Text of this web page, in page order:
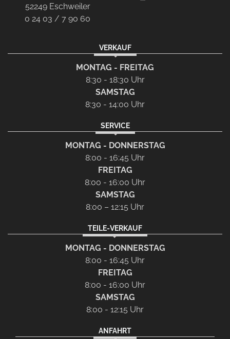
52249 Eschweiler
0 24 03 / 7 90 60
VERKAUF
MONTAG - FREITAG
8:30 - 18:30 Uhr
SAMSTAG
8:30 - 14:00 Uhr
SERVICE
MONTAG - DONNERSTAG
8:00 - 16:45 Uhr
FREITAG
8:00 - 16:00 Uhr
SAMSTAG
8:00 – 12:15 Uhr
TEILE-VERKAUF
MONTAG - DONNERSTAG
8:00 - 16:45 Uhr
FREITAG
8:00 - 16:00 Uhr
SAMSTAG
8:00 - 12:15 Uhr
ANFAHRT